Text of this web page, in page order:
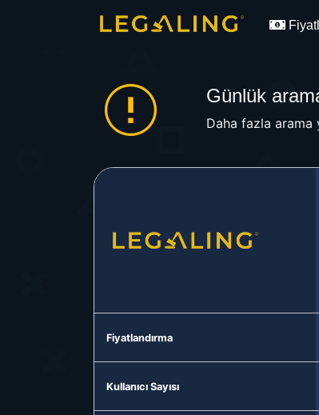
Günlük
Daha fazla
Fiyatlandırma
Kullanıcı Sayısı